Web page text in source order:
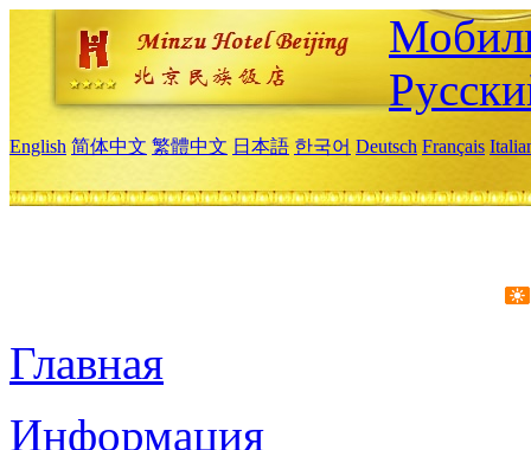
English 简体中文 繁體中文 日本語 한국어 Deutsch Français
Главная
Информация